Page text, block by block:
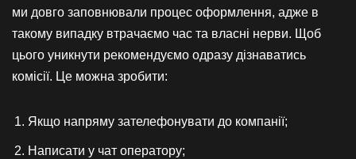
ми довго заповнювали процес оформлення, адже в
такому випадку втрачаємо час та власні нерви. Щоб
цього уникнути рекомендуємо одразу дізнаватись
комісії. Це можна зробити:
Якщо напряму зателефонувати до компанії;
Написати у чат оператору;